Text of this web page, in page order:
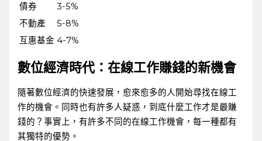
債券
3-5%
不動產
5-8%
互惠基金 4-7%
數位經濟時代：在線工作賺錢的新機會
隨著數位經濟的快速發展，愈來愈多的人開始尋找在線工
作的機會。同時也有許多人疑惑，到底什麼工作才是最賺
錢的？事實上，有許多不同的在線工作機會，每一種都有
其獨特的優勢。